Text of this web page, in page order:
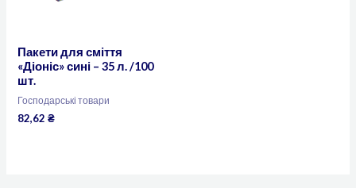
Пакети для сміття
«Діоніс» сині – 35 л. /100
шт.
Господарські товари
82,62₴